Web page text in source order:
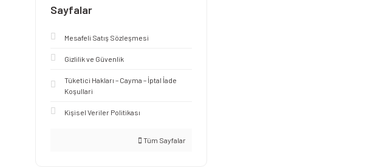
Sayfalar
Mesafeli Satış Sözleşmesi
Gizlilik ve Güvenlik
Tüketici Hakları – Cayma – İptal İade
Koşullari
Kişisel Veriler Politikası
Tüm Sayfalar